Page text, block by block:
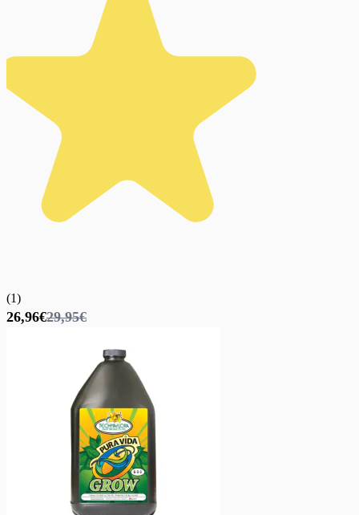
(1)
26,96€29,95€